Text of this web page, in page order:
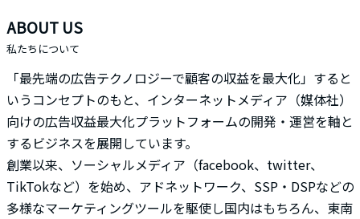
ABOUT US
私たちについて
「最先端の広告テクノロジーで顧客の収益を最大化」すると
いうコンセプトのもと、インターネットメディア（媒体社）
向けの広告収益最大化プラットフォームの開発・運営を軸と
するビジネスを展開しています。
創業以来、ソーシャルメディア（facebook、twitter、
TikTokなど）を始め、アドネットワーク、SSP・DSPなどの
多様なマーケティングツールを駆使し国内はもちろん、東南